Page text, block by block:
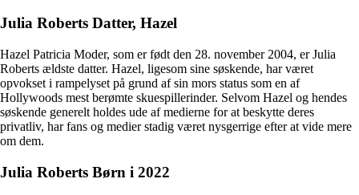
Julia Roberts Datter, Hazel
Hazel Patricia Moder, som er født den 28. november 2004, er Julia
Roberts ældste datter. Hazel, ligesom sine søskende, har været
opvokset i rampelyset på grund af sin mors status som en af
Hollywoods mest berømte skuespillerinder. Selvom Hazel og hendes
søskende generelt holdes ude af medierne for at beskytte deres
privatliv, har fans og medier stadig været nysgerrige efter at vide mere
om dem.
Julia Roberts Børn i 2022